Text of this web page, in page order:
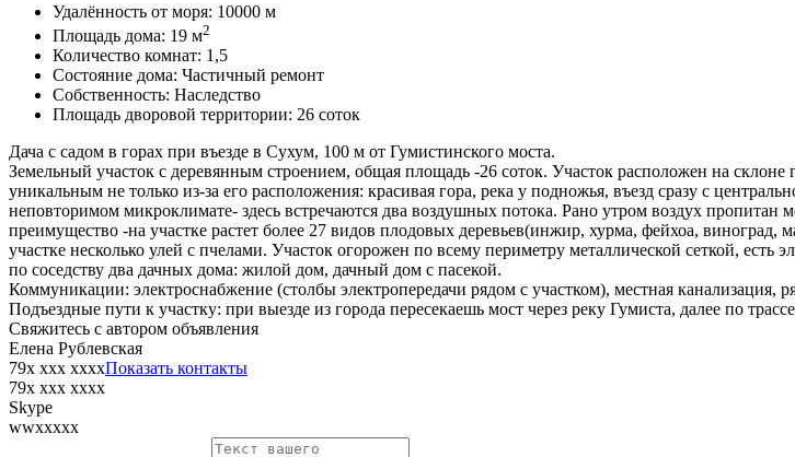
Удалённость от моря: 10000 м
Площадь дома: 19 м2
Количество комнат: 1,5
Состояние дома: Частичный ремонт
Собственность: Наследство
Площадь дворовой территории: 26 соток
Дача с садом в горах при въезде в Сухум, 100 м от Гумистинского моста.
Земельный участок с деревянным строением, общая площадь -26 соток. Участок расположен на склоне
уникальным не только из-за его расположения: красивая гора, река у подножья, въезд сразу с
неповторимом микроклимате- здесь встречаются два воздушных потока. Рано утром воздух
преимущество -на участке растет более 27 видов плодовых деревьев(инжир, хурма, фейхоа,
участке несколько улей с пчелами. Участок огорожен по всему периметру металлической сеткой, есть
по соседству два дачных дома: жилой дом, дачный дом с пасекой.
Коммуникации: электроснабжение (столбы электропередачи рядом с участком), местная
Подъездные пути к участку: при выезде из города пересекаешь мост через реку Гумиста, далее по
Свяжитесь с автором объявления
Елена Рублевская
79x xxx xxxxПоказать контакты
79x xxx xxxx
Skype
wwxxxxx